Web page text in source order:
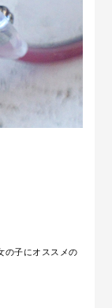
の子にオススメの